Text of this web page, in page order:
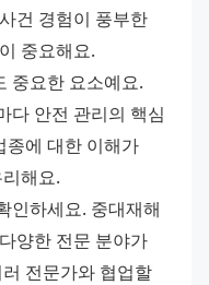
건 경험이 풍부한
중요해요.
중요한 요소예요.
다 안전 관리의 핵심
종에 대한 이해가
해요.
인하세요. 중대재해
양한 전문 분야가
전문가와 협업할